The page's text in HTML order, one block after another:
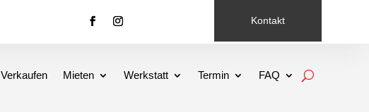
Kontakt
Verkaufen Mieten Werkstatt Termin FAQ